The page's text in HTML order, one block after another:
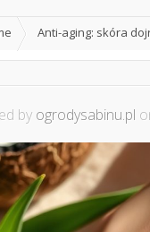
Anti-aging: skóra
by ogrodysabinu.pl